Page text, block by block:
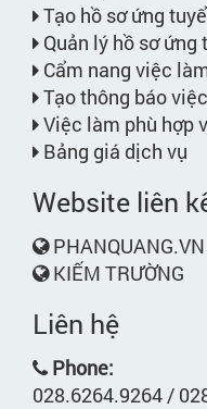
Tạo hồ sơ ứng
Quản lý hồ sơ ứng
Cẩm nang việc
Tạo thông báo
Việc làm phù hợp
Bảng giá dịch vụ
Website liên
PHANQUANG.VN
KIẾM TRƯỜNG
Liên hệ
Phone:
028.6264.9264 /